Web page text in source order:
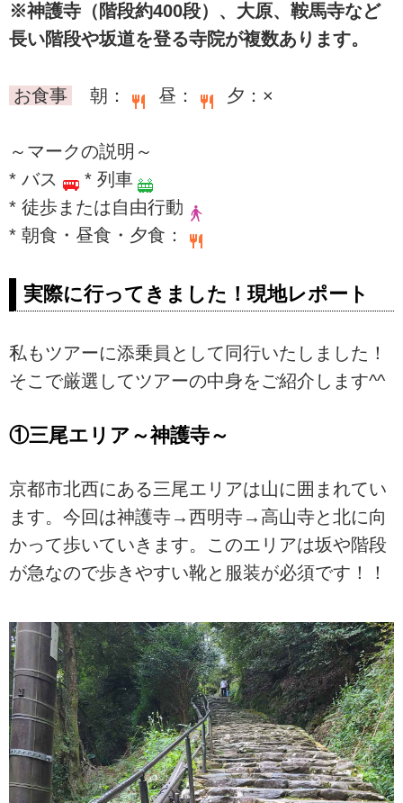
※神護寺（階段約400段）、大原、鞍馬寺など
長い階段や坂道を登る寺院が複数あります。
お食事 朝： 昼： 夕：×
～マークの説明～
* バス
* 列車
* 徒歩または自由行動
* 朝食・昼食・夕食：
実際に行ってきました！現地レポート
私もツアーに添乗員として同行いたしました！
そこで厳選してツアーの中身をご紹介します^^
①三尾エリア～神護寺～
京都市北西にある三尾エリアは山に囲まれてい
ます。今回は神護寺→西明寺→高山寺と北に向
かって歩いていきます。このエリアは坂や階段
が急なので歩きやすい靴と服装が必須です！！